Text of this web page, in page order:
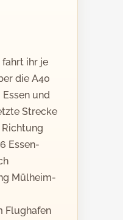
fahrt ihr je
die A40
und
Strecke
Essen-
Mülheim-
Flughafen